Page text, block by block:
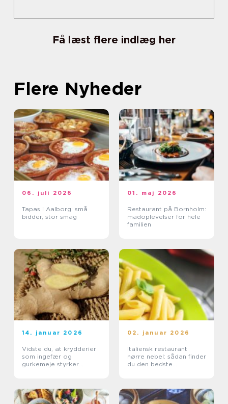
Få læst flere indlæg her
Flere Nyheder
06. juli 2026
Tapas i Aalborg: små
bidder, stor smag
01. maj 2026
Restaurant på Bornholm:
madoplevelser for hele
familien
14. januar 2026
Vidste du, at krydderier
som ingefær og
gurkemeje styrker
02. januar 2026
Italiensk restaurant
nørre nebel: sådan finder
du den bedste